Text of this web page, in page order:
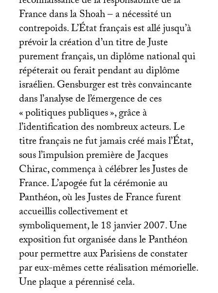
France dans la Shoah – a nécessité un
contrepoids. L’État français est allé jusqu’à
prévoir la création d’un titre de Juste
purement français, un diplôme national qui
répéterait ou ferait pendant au diplôme
israélien. Gensburger est très convaincante
dans l’analyse de l’émergence de ces
«politiques publiques», grâce à
l’identification des nombreux acteurs. Le
titre français ne fut jamais créé mais l’État,
sous l’impulsion première de Jacques
Chirac, commença à célébrer les Justes de
France. L’apogée fut la cérémonie au
Panthéon, où les Justes de France furent
accueillis collectivement et
symboliquement, le 18 janvier 2007. Une
exposition fut organisée dans le Panthéon
pour permettre aux Parisiens de constater
par eux-mêmes cette réalisation mémorielle.
Une plaque a pérennisé cela.